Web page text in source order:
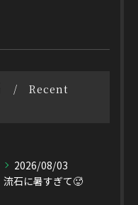
Recent
2026/08/03
流石に暑すぎて🥵